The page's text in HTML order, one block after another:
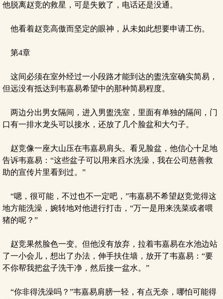
他脱离赵竞的救星，可是失败了，电话还是没通。
他看着赵竞高傲而坚定的眼神，从未如此想要申请工伤。
第4章
这间必须在室外经过一小段路才能到达的盥洗室确实简易，
但远没有抵达到韦嘉易希望中的那种简易程度。
两边分出男女隔间，进入男盥洗室，里面有单独的隔间，门
口有一排水龙头可以接水，还放了几个脸盆和大勺子。
赵竞像一座大山压在韦嘉易肩头。看见脸盆，他信心十足地
告诉韦嘉易：“这些盆子可以用来舀水洗澡，我在公司慈善救
助的宣传片里看到过。”
“嗯，很可能，不过也不一定吧，”韦嘉易不希望赵竞觉得这
地方能洗澡，婉转地对他进行打击，“万一是用来洗菜或者喂
猪的呢？”
赵竞果然脸色一变。但他没有放弃，拉着韦嘉易在水池边站
了一小会儿，想出了办法，伸手扶住墙，放开了韦嘉易：“要
不你帮我把盆子洗干净，然后接一盆水。”
“你非得洗澡吗？”韦嘉易肩膀一轻，有点无奈，哪怕可能得